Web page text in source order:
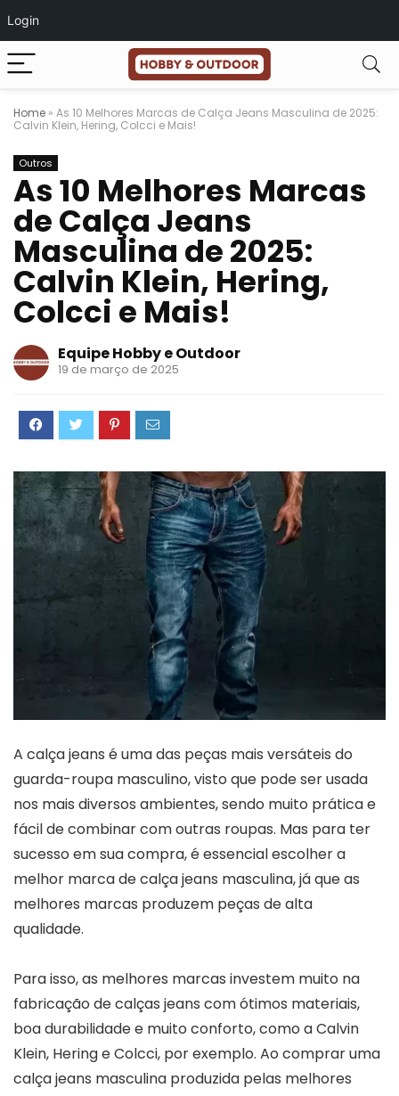
Login
Home » As 10 Melhores Marcas de Calça Jeans Masculina de 2025:
Calvin Klein, Hering, Colcci e Mais!
Outros
As 10 Melhores Marcas
de Calça Jeans
Masculina de 2025:
Calvin Klein, Hering,
Colcci e Mais!
Equipe Hobby e Outdoor
19 de março de 2025
A calça jeans é uma das peças mais versáteis do
guarda-roupa masculino, visto que pode ser usada
nos mais diversos ambientes, sendo muito prática e
fácil de combinar com outras roupas. Mas para ter
sucesso em sua compra, é essencial escolher a
melhor marca de calça jeans masculina, já que as
melhores marcas produzem peças de alta
qualidade.
Para isso, as melhores marcas investem muito na
fabricação de calças jeans com ótimos materiais,
boa durabilidade e muito conforto, como a Calvin
Klein, Hering e Colcci, por exemplo. Ao comprar uma
calça jeans masculina produzida pelas melhores